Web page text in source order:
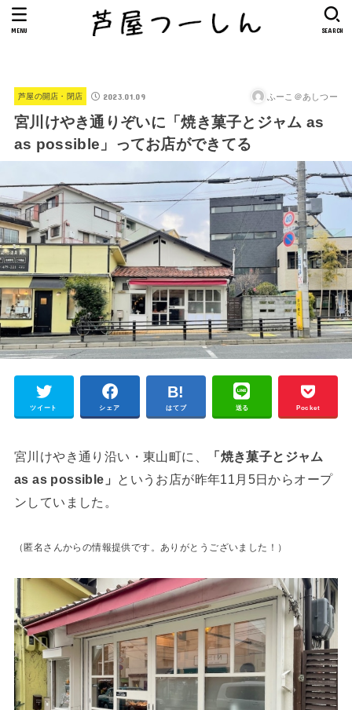
SEARCH
MENU
芦屋の開店・閉店 2023.01.09 ふーこ＠あしつー
宮川けやき通りぞいに「焼き菓子とジャム as
as possible」ってお店ができてる
ツイート シェア はてブ 送る Pocket
宮川けやき通り沿い・東山町に、
「焼き菓子とジャム
as as possible」
というお店が昨年11月5日からオープ
ンしていました。
（匿名さんからの情報提供です。ありがとうございました！）